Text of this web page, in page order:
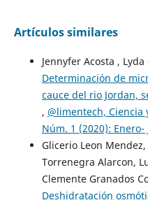
Artículos similares
Jennyfer Acosta ,
Determinación de
cauce del rio Jordan,
, @limentech, Ciencia
Núm. 1 (2020): Enero-
Glicerio Leon
Torrenegra Alarcon,
Clemente Granados
Deshidratación